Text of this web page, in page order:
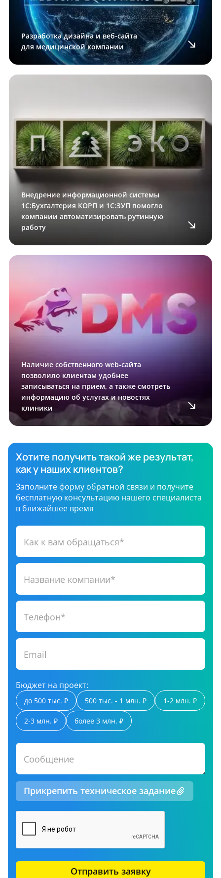
Разработка дизайна и веб-сайта
для медицинской компании
Внедрение информационной системы
1С:Бухгалтерия КОРП и 1С:ЗУП помогло
компании автоматизировать рутинную
работу
Наличие собственного web-сайта
позволило клиентам удобнее
записываться на прием, а также смотреть
информацию об услугах и новостях
клиники
Хотите получить такой же результат,
как у наших клиентов?
Заполните форму обратной связи и получите
бесплатную консультацию нашего специалиста
в ближайшее время
Как к вам обращаться*
Название компании*
Телефон*
Email
Бюджет на проект:
до 500 тыс. ₽ 500 тыс. - 1 млн. ₽ 1-2 млн. ₽
2-3 млн. ₽ более 3 млн. ₽
Сообщение
Прикрепить техническое задание
Отправить заявку